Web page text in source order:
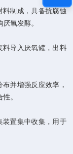
制成，具备抗腐蚀
氧发酵‌。
导入厌氧罐，出料
并增强反应效率，
。
置集中收集，用于